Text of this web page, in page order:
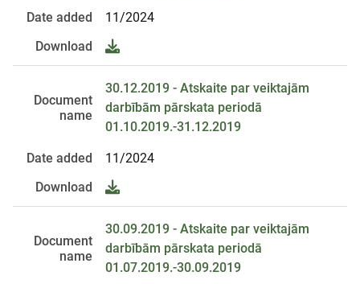
Date added
11/2024
Download
Document
name
30.12.2019 - Atskaite par veiktajām
darbībām pārskata periodā
01.10.2019.-31.12.2019
Date added
11/2024
Download
Document
name
30.09.2019 - Atskaite par veiktajām
darbībām pārskata periodā
01.07.2019.-30.09.2019